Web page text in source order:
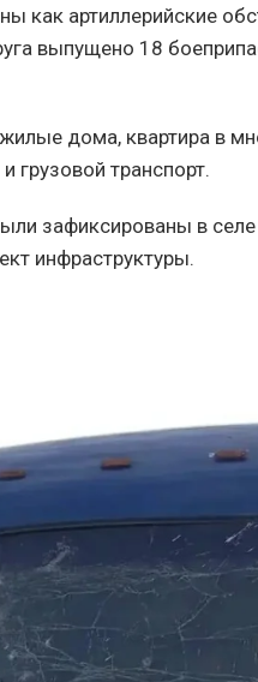
как артиллерийские
выпущено 18
дома, квартира в
грузовой транспорт.
зафиксированы в
инфраструктуры.